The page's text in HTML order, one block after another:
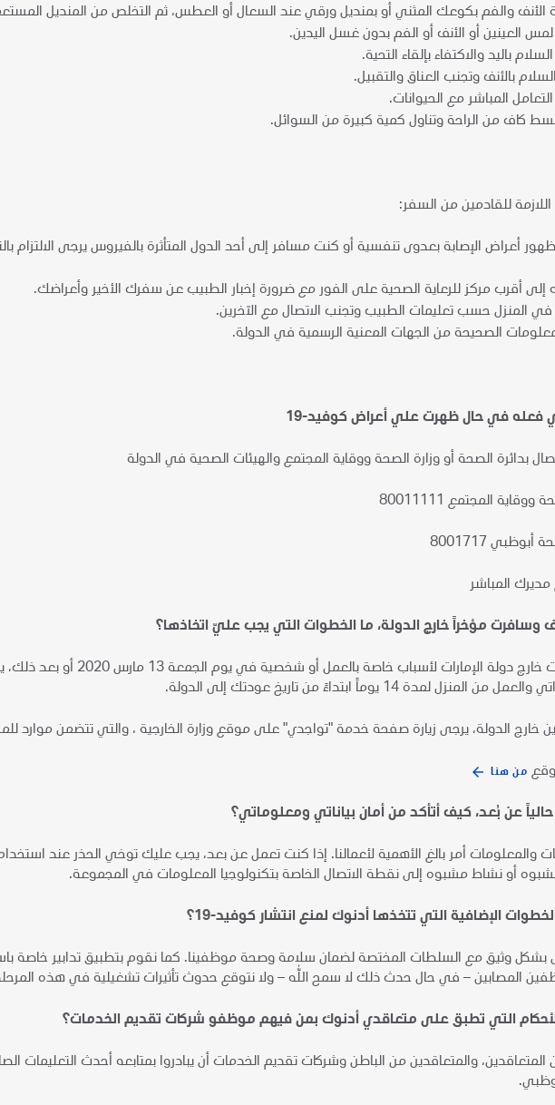
الأنف والفم بكوعك المثني أو بمنديل ورقي عند السعال أو العطس، ثم التخلص من المنديل
العينين أو الأنف أو الفم بدون غسل اليدين.
باليد والاكتفاء بإلقاء التحية.
بالأنف وتجنب العناق والتقبيل.
المباشر مع الحيوانات.
كاف من الراحة وتناول كمية كبيرة من السوائل.
اللازمة للقادمين من السفر:
أعراض الإصابة بعدوى تنفسية أو كنت مسافر إلى أحد الدول المتأثرة بالفيروس يرجى الالتزام
إلى أقرب مركز للرعاية الصحية على الفور مع ضرورة إخبار الطبيب عن سفرك الأخير وأعراضك.
في المنزل حسب تعليمات الطبيب وتجنب الاتصال مع الآخرين.
الصحيحة من الجهات المعنية الرسمية في الدولة.
فعله في حال ظهرت علي أعراض كوفيد-19
بدائرة الصحة أو وزارة الصحة ووقاية المجتمع والهيئات الصحية في الدولة
المجتمع 80011111
8001717
مديرك المباشر
وسافرت مؤخراً خارج الدولة، ما الخطوات التي يجب عليّ اتخاذها؟
إذا سافرت خارج دولة الإمارات
من المنزل لمدة 14 يوماً ابتداءً من تاريخ عودتك إلى الدولة.
خارج الدولة، يرجى زيارة صفحة خدمة "تواجدي" على موقع وزارة الخارجية ، والتي تتضمن موارد
من هنا
حالياً عن بُعد، كيف أتأكد من أمان بياناتي ومعلوماتي؟
والمعلومات أمر بالغ الأهمية لأعمالنا. إذا كنت تعمل عن بعد، يجب عليك توخي الحذر عند
أو نشاط مشبوه إلى نقطة الاتصال الخاصة بتكنولوجيا المعلومات في المجموعة.
الإضافية التي تتخذها أدنوك لمنع انتشار كوفيد-19؟
بشكل وثيق مع السلطات المختصة لضمان سلامة وصحة موظفينا. كما نقوم بتطبيق تدابير خاصة
المصابين – في حال حدث ذلك لا سمح الله – ولا نتوقع حدوث تأثيرات تشغيلية في هذه
التي تطبق على متعاقدي أدنوك بمن فيهم موظفو شركات تقديم الخدمات؟
والمتعاقدين من الباطن وشركات تقديم الخدمات أن يبادروا بمتابعه أحدث التعليمات